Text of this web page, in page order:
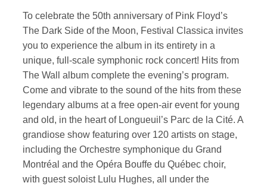
To celebrate the 50th anniversary of Pink Floyd’s
The Dark Side of the Moon, Festival Classica invites
you to experience the album in its entirety in a
unique, full-scale symphonic rock concert! Hits from
The Wall album complete the evening’s program.
Come and vibrate to the sound of the hits from these
legendary albums at a free open-air event for young
and old, in the heart of Longueuil’s Parc de la Cité. A
grandiose show featuring over 120 artists on stage,
including the Orchestre symphonique du Grand
Montréal and the Opéra Bouffe du Québec choir,
with guest soloist Lulu Hughes, all under the
Music Industry Professionnal
Contributor
Provider
Artist
SUBSCRIBE